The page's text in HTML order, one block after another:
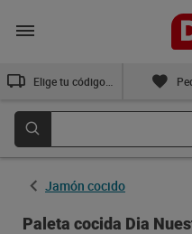
Jamón cocido
Paleta cocida Dia